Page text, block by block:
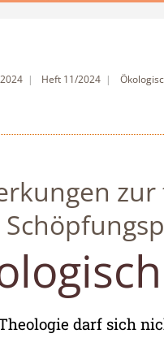
2024 Heft 11/2024
darf sich